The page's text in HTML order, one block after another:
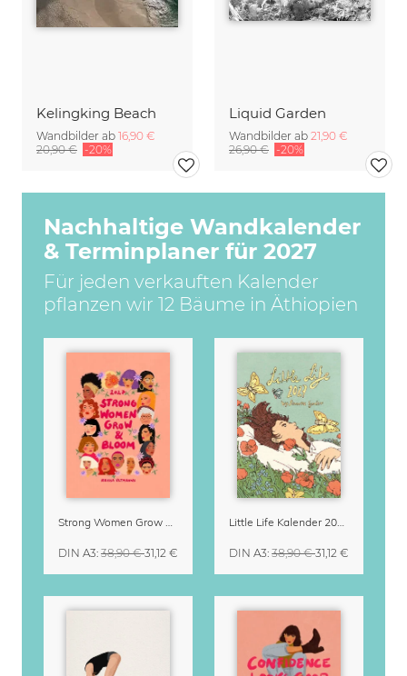
Kelingking Beach
Wandbilder ab 16,90 €
20,90 € -20%
Liquid Garden
Wandbilder ab 21,90 €
26,90 € -20%
Nachhaltige Wandkalender
& Terminplaner für 2027
Für jeden verkauften Kalender
pflanzen wir 12 Bäume in Äthiopien
Strong Women Grow & Bloom Kalender 2027
DIN A3: 38,90 €31,12 €
Little Life Kalender 2027 von Simone Goder
DIN A3: 38,90 €31,12 €